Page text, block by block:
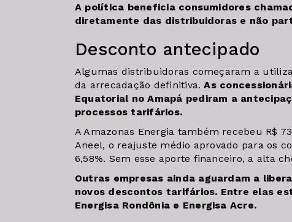
A política beneficia consumidores
diretamente das distribuidoras e não
Desconto antecipado
Algumas distribuidoras começaram a
da arrecadação definitiva. As
Equatorial no Amapá pediram a
processos tarifários.
A Amazonas Energia também recebeu R$
Aneel, o reajuste médio aprovado para os
6,58%. Sem esse aporte financeiro, a alta
Outras empresas ainda aguardam a
novos descontos tarifários. Entre elas
Energisa Rondônia e Energisa Acre.